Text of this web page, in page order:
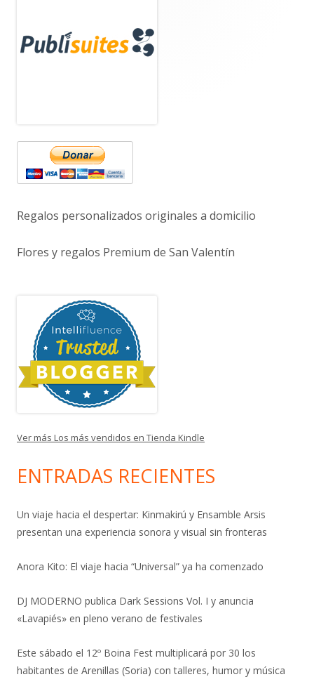
lateral
principal
Regalos personalizados originales a domicilio
Flores y regalos Premium de San Valentín
Ver más Los más vendidos en Tienda Kindle
ENTRADAS RECIENTES
Un viaje hacia el despertar: Kinmakirú y Ensamble Arsis
presentan una experiencia sonora y visual sin fronteras
Anora Kito: El viaje hacia “Universal” ya ha comenzado
DJ MODERNO publica Dark Sessions Vol. I y anuncia
«Lavapiés» en pleno verano de festivales
Este sábado el 12º Boina Fest multiplicará por 30 los
habitantes de Arenillas (Soria) con talleres, humor y música